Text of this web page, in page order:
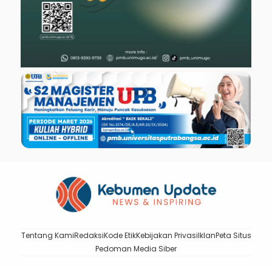
Tentang KamiRedaksiKode EtikKebijakan PrivasiIklanPeta Situs
Pedoman Media Siber